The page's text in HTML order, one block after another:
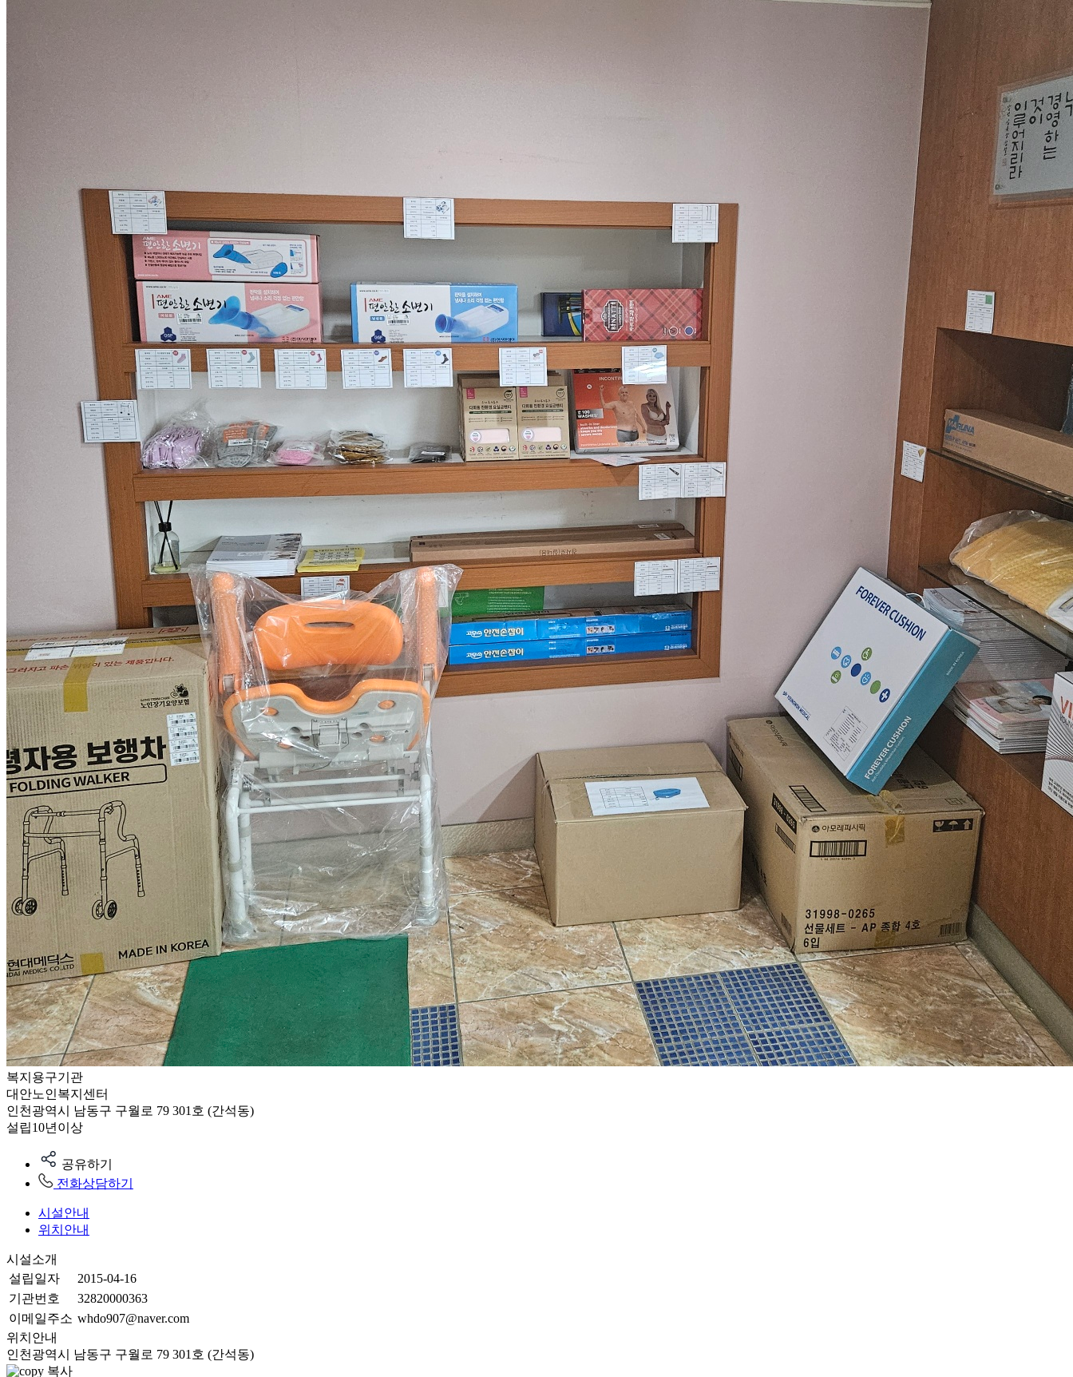
복지용구기관
대안노인복지센터
인천광역시 남동구 구월로 79 301호 (간석동)
설립10년이상
공유하기
전화상담하기
시설안내
위치안내
시설소개
설립일자
2015-04-16
기관번호
32820000363
이메일주소 whdo907@naver.com
위치안내
인천광역시 남동구 구월로 79 301호 (간석동)
복사